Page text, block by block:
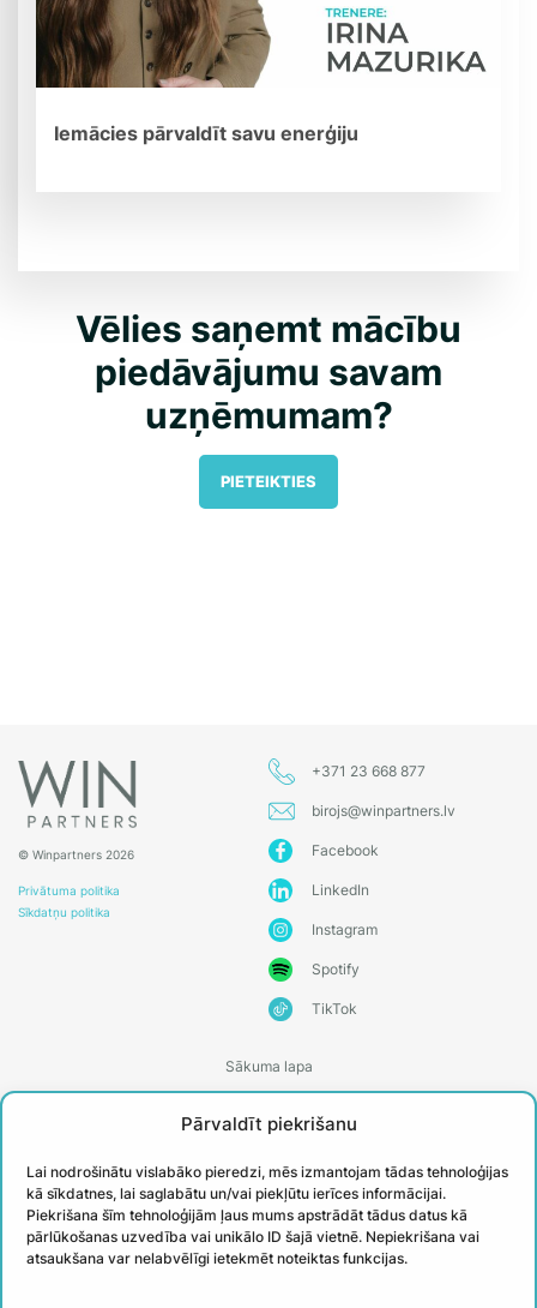
Pārvaldīt piekrišanu
Lai nodrošinātu vislabāko pieredzi, mēs izmantojam tādas tehnoloģijas
kā sīkdatnes, lai saglabātu un/vai piekļūtu ierīces informācijai.
Piekrišana šīm tehnoloģijām ļaus mums apstrādāt tādus datus kā
pārlūkošanas uzvedība vai unikālo ID šajā vietnē. Nepiekrišana vai
atsaukšana var nelabvēlīgi ietekmēt noteiktas funkcijas.
Iemācies pārvaldīt savu enerģiju
Vēlies saņemt mācību
piedāvājumu savam
uzņēmumam?
PIETEIKTIES
© Winpartners 2026
Privātuma politika
Sīkdatņu politika
+371 23 668 877
birojs@winpartners.lv
Facebook
LinkedIn
Instagram
Spotify
TikTok
Sākuma lapa
Kontakti
Biežāk uzdotie jautājumi
Īstenotie projekti